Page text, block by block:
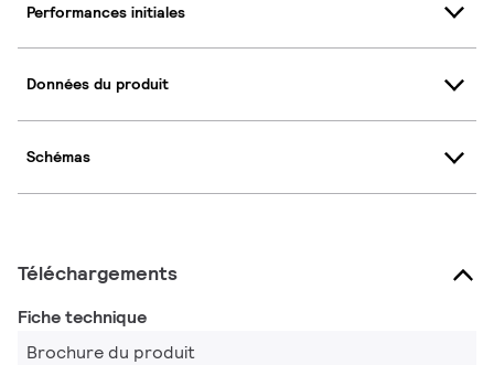
Performances initiales
Données du produit
Schémas
Téléchargements
Fiche technique
Brochure du produit